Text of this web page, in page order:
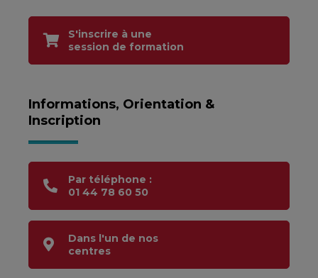
S'inscrire à une
session de formation
Informations, Orientation &
Inscription
Par téléphone :
01 44 78 60 50
Dans l'un de nos
centres